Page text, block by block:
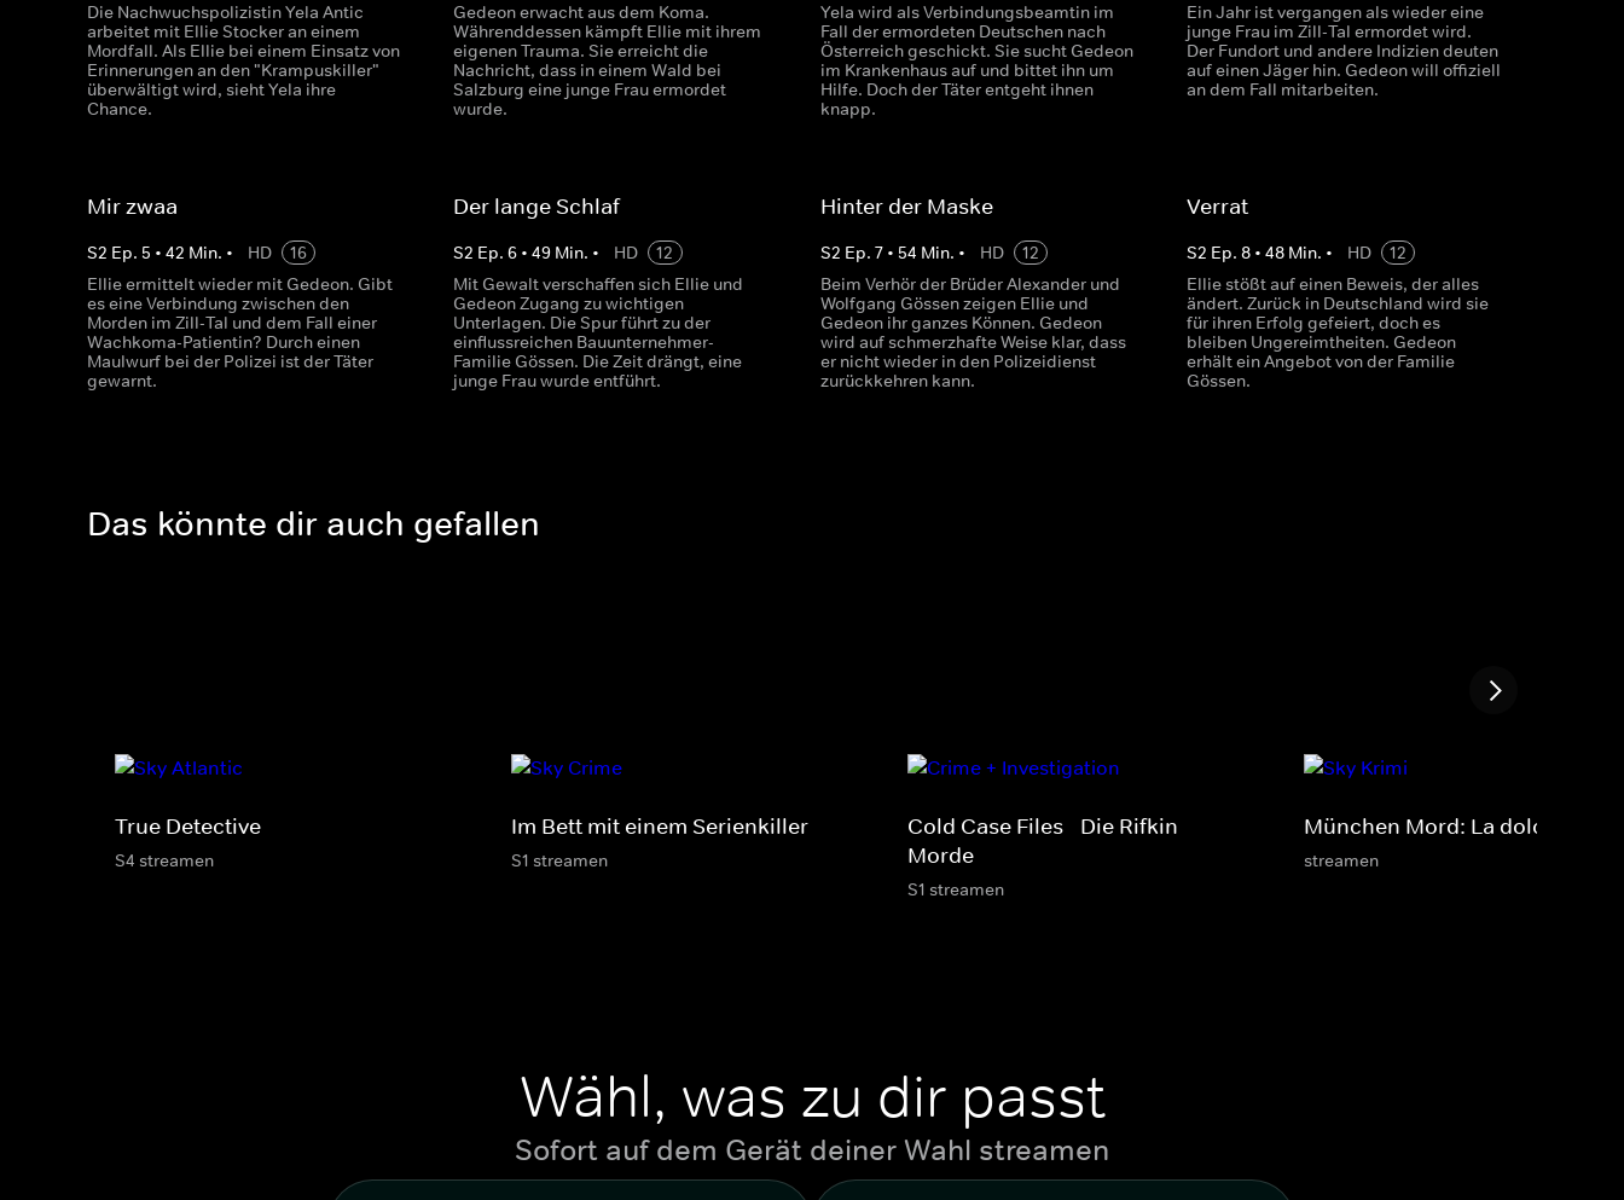
Die Nachwuchspolizistin Yela Antic
arbeitet mit Ellie Stocker an einem
Mordfall. Als Ellie bei einem Einsatz von
Erinnerungen an den "Krampuskiller"
überwältigt wird, sieht Yela ihre
Chance.
Gedeon erwacht aus dem Koma.
Währenddessen kämpft Ellie mit ihrem
eigenen Trauma. Sie erreicht die
Nachricht, dass in einem Wald bei
Salzburg eine junge Frau ermordet
wurde.
Yela wird als Verbindungsbeamtin im
Fall der ermordeten Deutschen nach
Österreich geschickt. Sie sucht Gedeon
im Krankenhaus auf und bittet ihn um
Hilfe. Doch der Täter entgeht ihnen
knapp.
Ein Jahr ist vergangen als wieder eine
junge Frau im Zill-Tal ermordet wird.
Der Fundort und andere Indizien deuten
auf einen Jäger hin. Gedeon will offiziell
an dem Fall mitarbeiten.
Mir zwaa
S2 Ep. 5 • 42 Min. • HD
16
Ellie ermittelt wieder mit Gedeon. Gibt
es eine Verbindung zwischen den
Morden im Zill-Tal und dem Fall einer
Wachkoma-Patientin? Durch einen
Maulwurf bei der Polizei ist der Täter
gewarnt.
Der lange Schlaf
S2 Ep.6 •49 Min. • HD
12
Mit Gewalt verschaffen sich Ellie und
Gedeon Zugang zu wichtigen
Unterlagen. Die Spur führt zu der
einflussreichen Bauunternehmer-
Familie Gössen. Die Zeit drängt, eine
junge Frau wurde entführt.
Hinter der Maske
S2 Ep. 7• 54 Min. • HD
12
Beim Verhör der Brüder Alexander und
Wolfgang Gössen zeigen Ellie und
Gedeon ihr ganzes Können. Gedeon
wird auf schmerzhafte Weise klar, dass
er nicht wieder in den Polizeidienst
zurückkehren kann.
Verrat
S2 Ep. 8• 48Min. • HD
12
Ellie stößt auf einen Beweis, der alles
ändert. Zurück in Deutschland wird sie
für ihren Erfolg gefeiert, doch es
bleiben Ungereimtheiten. Gedeon
erhält ein Angebot von der Familie
Gössen.
Das könnte dir auch gefallen
True Detective
S4 streamen
Im Bett mit einem Serienkiller
S1 streamen
Cold Case Files - Die Rifkin-
Morde
S1 streamen
München Mord: La dolce Vita
streamen
Wähl, was zu dir passt
Sofort auf dem Gerät deiner Wahl streamen